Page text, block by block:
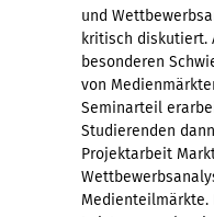
und
kritisch diskutiert.
besonderen
von
Seminarteil
Studierenden
Projektarbeit
Medienteilmärkte.